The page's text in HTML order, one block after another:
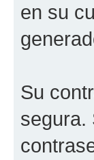
en su
Su
segura.